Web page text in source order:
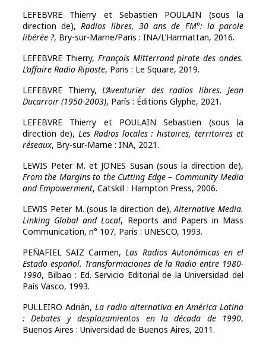
LEFEBVRE Thierry et Sebastien POULAIN (sous la
direction de),Radios libres, 30 ans de FM°: la parole
libérée ?, Bry-sur-Marne/Paris : INA/L’Harmattan, 2016.
LEFEBVRE Thierry, François Mitterrand pirate des ondes.
L’affaire Radio Riposte, Paris : Le Square, 2019.
LEFEBVRE Thierry, L’Aventurier des radios libres. Jean
Ducarroir (1950-2003), París : Éditions Glyphe, 2021.
LEFEBVRE Thierry et POULAIN Sebastien (sous la
direction de), Les Radios locales : histoires, territoires et
réseaux, Bry-sur-Marne : INA, 2021.
LEWIS Peter M. et JONES Susan (sous la direction de),
From the Margins to the Cutting Edge – Community Media
and Empowerment, Catskill : Hampton Press, 2006.
LEWIS Peter M. (sous la direction de),Alternative Media.
Linking Global and Local, Reports and Papers in Mass
Communication, n° 107, Paris : UNESCO, 1993.
PEÑAFIEL SAIZ Carmen,Las Radios Autonómicas en el
Estado español. Transformaciones de la Radio entre 1980-
1990, Bilbao : Ed. Servicio Editorial de la Universidad del
País Vasco, 1993.
PULLEIRO Adrián, La radio alternativa en América Latina
: Debates y desplazamientos en la década de 1990,
Buenos Aires : Universidad de Buenos Aires, 2011.